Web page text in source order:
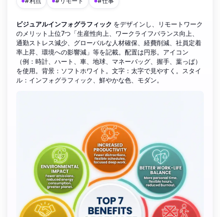
ビジュアルインフォグラフィック をデザインし、リモートワーク
のメリット上位7つ「生産性向上、ワークライフバランス向上、
通勤ストレス減少、グローバルな人材確保、経費削減、社員定着
率上昇、環境への影響減」等を記載。配置は円形。アイコン
（例：時計、ハート、車、地球、マネーバッグ、握手、葉っぱ）
を使用。背景：ソフトホワイト。文字：太字で見やすく。スタイ
ル：インフォグラフィック、鮮やかな色、モダン。